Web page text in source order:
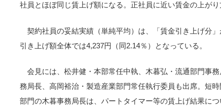
社員とほぼ同じ賃上げ額になる。正社員に近い賃金の上が
契約社員の妥結実績（単純平均）は、「賃金引き上げ分
引き上げ額全体では4,237円（同2.14％）となっている。
会見には、松井健・本部常任中執、木暮弘・流通部門事
務局長、高岡裕治・製造産業部門常任執行委員も出席。短
部門の木暮事務局長は、パートタイマー等の賃上げ結果に